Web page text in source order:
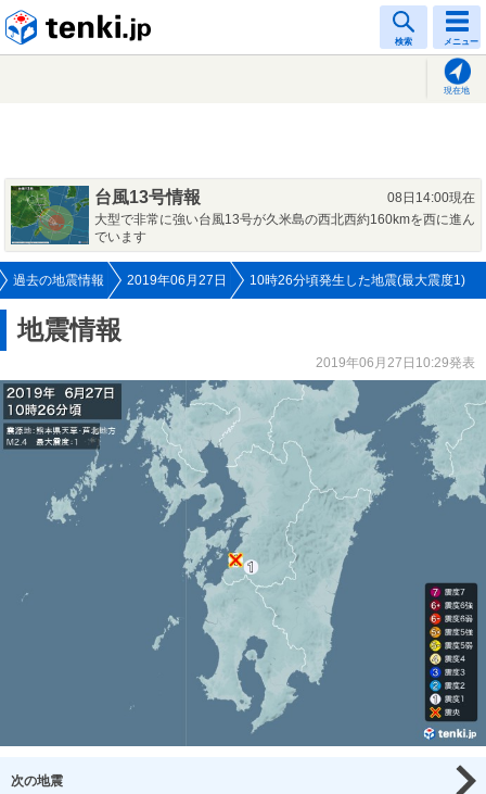
検索 メニュー
現在地
台風13号情報
08日14:00現在
大型で非常に強い台風13号が久米島の西北西約160kmを西に進ん
でいます
過去の地震情報 2019年06月27日 10時26分頃発生した地震(最大震度1)
地震情報
2019年06月27日10:29発表
次の地震